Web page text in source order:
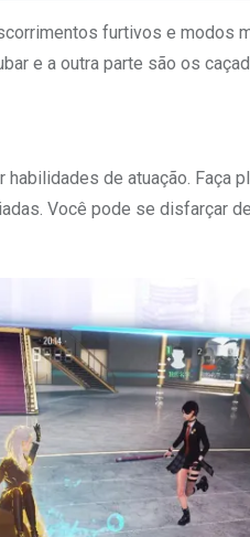
furtivos e modos
e a outra parte são os
de atuação. Faça
Você pode se disfarçar